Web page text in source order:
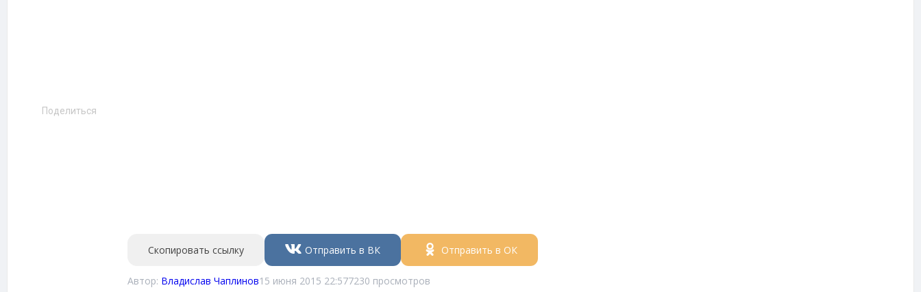
Поделиться
Скопировать ссылку Отправить в ВК Отправить в ОК
Автор: Владислав Чаплинов15 июня 2015 22:577230 просмотров